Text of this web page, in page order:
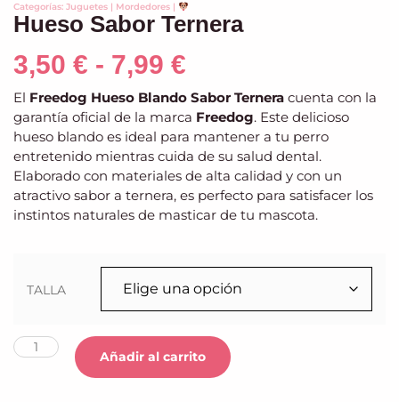
Categorías: Juguetes | Mordedores |
Hueso Sabor Ternera
3,50 € - 7,99 €
El Freedog Hueso Blando Sabor Ternera cuenta con la
garantía oficial de la marca Freedog. Este delicioso
hueso blando es ideal para mantener a tu perro
entretenido mientras cuida de su salud dental.
Elaborado con materiales de alta calidad y con un
atractivo sabor a ternera, es perfecto para satisfacer los
instintos naturales de masticar de tu mascota.
TALLA
Añadir al carrito